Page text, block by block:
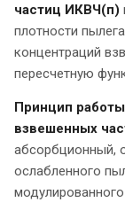
частиц ИКВЧ(п)
плотности
концентраций
пересчетную
Принцип
взвешенных
абсорбционный,
ослабленного